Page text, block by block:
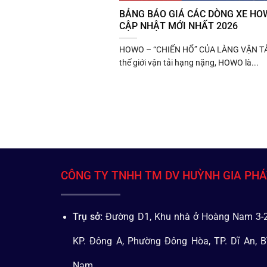
BẢNG BÁO GIÁ CÁC DÒNG XE
CẬP NHẬT MỚI NHẤT 2026
HOWO – “CHIẾN HỔ” CỦA LÀNG VẬN
thế giới vận tải hạng nặng, HOWO là...
CÔNG TY TNHH TM DV HUỲNH GIA
Trụ sở: Đường D1, Khu nhà ở Hoàng Nam 3-
KP. Đông A, Phường Đông Hòa, TP. Dĩ An,